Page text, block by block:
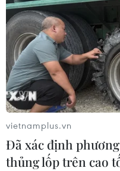
vietnamplus.vn
Đã xác định
thủng lốp trên cao